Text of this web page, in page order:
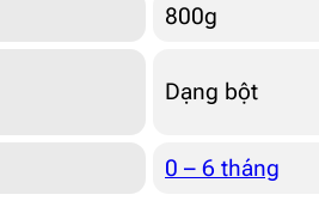
800g
Dạng bột
0 – 6 tháng